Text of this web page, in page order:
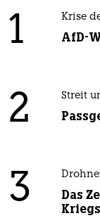
1 Krise
AfD-
2 Streit
3
Das